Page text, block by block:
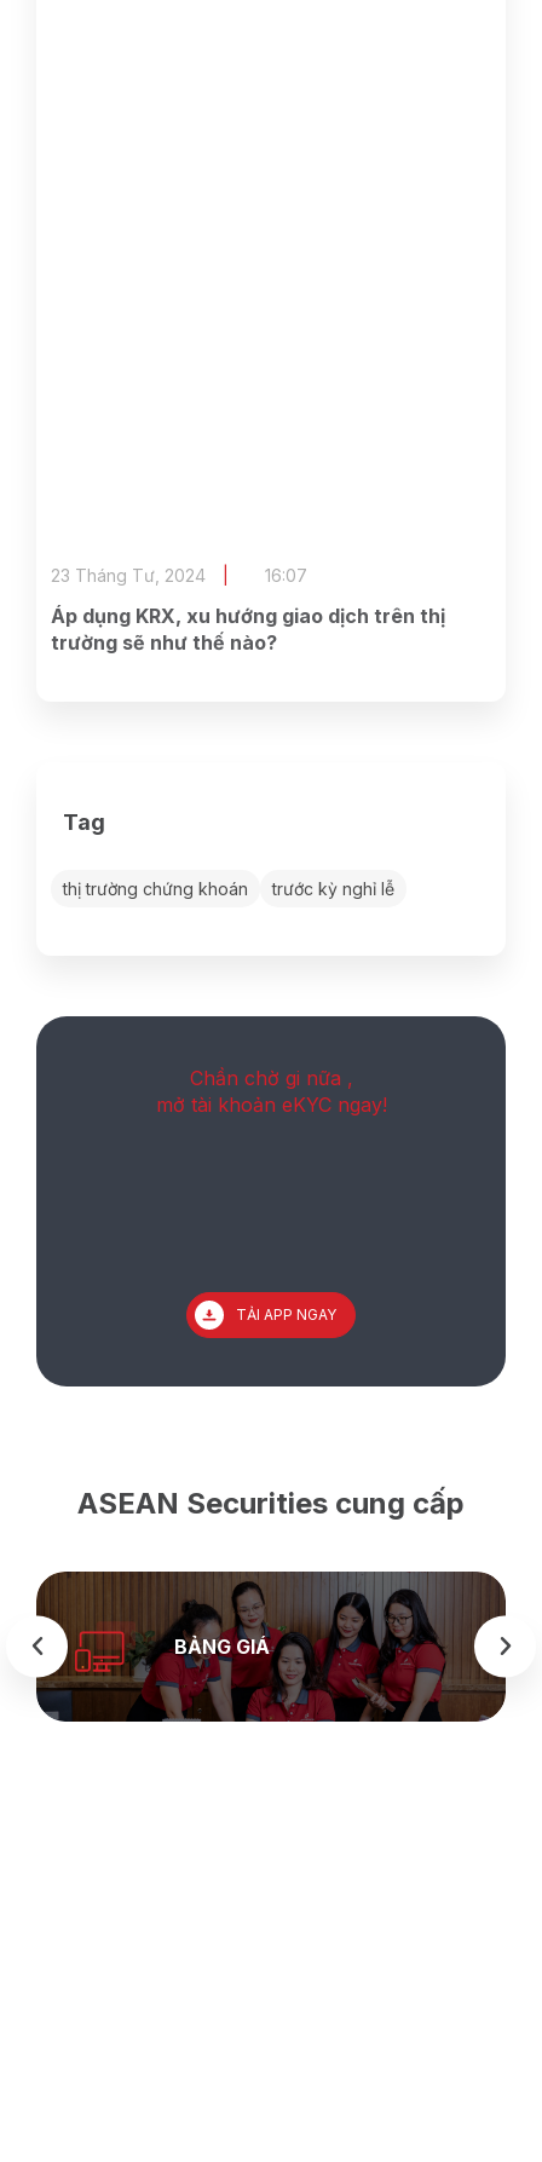
Áp dụng KRX, xu hướng giao dịch trên thị
trường sẽ như thế nào?
23 Tháng Tư, 2024 16:07
Tag
thị trường chứng khoán trước kỳ nghỉ lễ
Chần chờ gi nữa ,
mở tài khoản eKYC ngay!
TẢI APP NGAY
ASEAN Securities cung cấp
BẢNG GIÁ